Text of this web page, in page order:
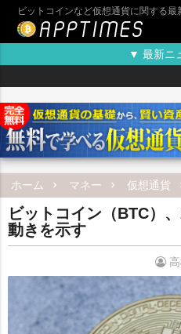
ビットコインなど仮想通貨に関する最
▼ 最新ニ
ホーム マネー 仮想通貨
ビットコイン（BTC）
動きを示す